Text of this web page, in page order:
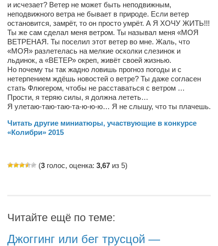
Курьезы
Досье
Арт-менеджеры
Лариса Ильченко
Орест Коваль
Тамара Кубракова
Елена Мельник
Вера Паненко
Александра Сокол
Барды
и исчезает? Ветер не может быть неподвижным,
неподвижного ветра не бывает в природе. Если ветер
остановится, замрёт, то он просто умрёт. А Я ХОЧУ ЖИТЬ!!!
Ты же сам сделал меня ветром. Ты называл меня «МОЯ
ВЕТРЕНАЯ. Ты поселил этот ветер во мне. Жаль, что
«МОЯ» разлетелась на мелкие осколки слезинок и
льдинок, а «ВЕТЕР» окреп, живёт своей жизнью.
Но почему ты так жадно ловишь прогноз погоды и с
нетерпением ждёшь новостей о ветре? Ты даже согласен
стать Флюгером, чтобы не расставаться с ветром …
Прости, я теряю силы, я должна лететь…
Я улетаю-таю-таю-та-ю-ю-ю… Я не слышу, что ты плачешь.
Читать другие миниатюры, участвующие в конкурсе
«Колибри» 2015
(3 голос, оценка: 3,67 из 5)
Читайте ещё по теме:
Джоггинг или бег трусцой —